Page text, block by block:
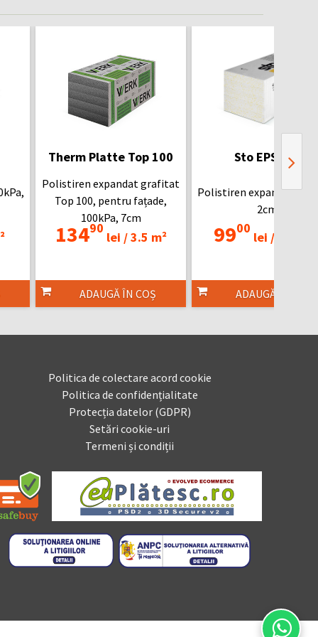
Therm Platte Top 100
Polistiren expandat grafitat
Top 100, pentru fațade,
100kPa, 7cm
13490
lei /3.5 m²
ADAUGĂ ÎN COȘ
Sto EPS Pro
Polistiren expandat,
2cm
9900
lei /
ADAUGĂ ÎN COȘ
Politica de colectare acord cookie
Politica de confidențialitate
Protecția datelor (GDPR)
Setări cookie-uri
Termeni și condiții